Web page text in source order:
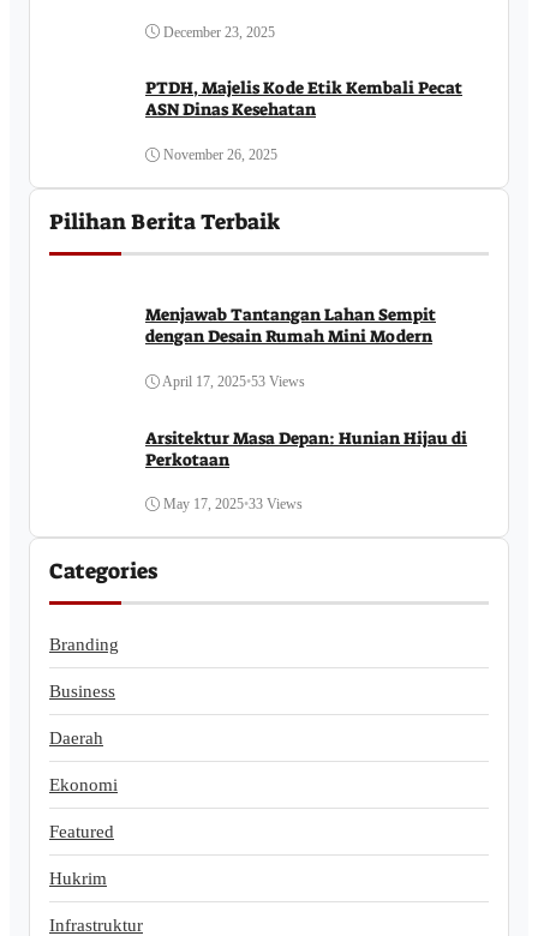
December 23, 2025
PTDH, Majelis Kode Etik Kembali Pecat
ASN Dinas Kesehatan
November 26, 2025
Pilihan Berita Terbaik
Menjawab Tantangan Lahan Sempit
dengan Desain Rumah Mini Modern
April 17, 2025•53 Views
Arsitektur Masa Depan: Hunian Hijau di
Perkotaan
May 17, 2025•33 Views
Categories
Branding
Business
Daerah
Ekonomi
Featured
Hukrim
Infrastruktur